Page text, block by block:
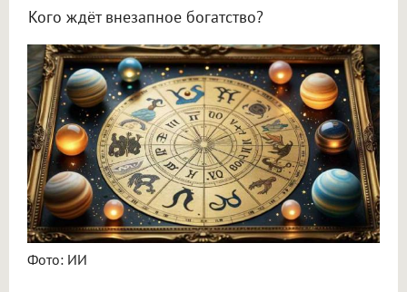
Кого ждёт внезапное богатство?
Фото: ИИ